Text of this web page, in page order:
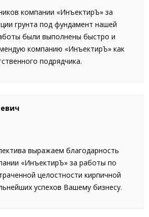
компании «ИнъектирЪ» за
грунта под фундамент нашей
были выполнены быстро и
компанию «ИнъектирЪ» как
подрядчика.
выражаем благодарность
«ИнъектирЪ» за работы по
целостности кирпичной
успехов Вашему бизнесу.